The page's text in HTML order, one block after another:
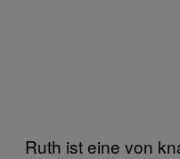
Ruth ist eine von